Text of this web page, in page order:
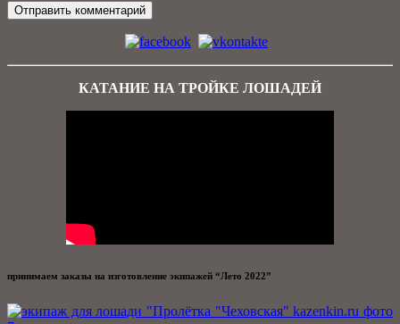
КАТАНИЕ НА ТРОЙКЕ ЛОШАДЕЙ
принимаем заказы на изготовление экипажей “Лето 2022”